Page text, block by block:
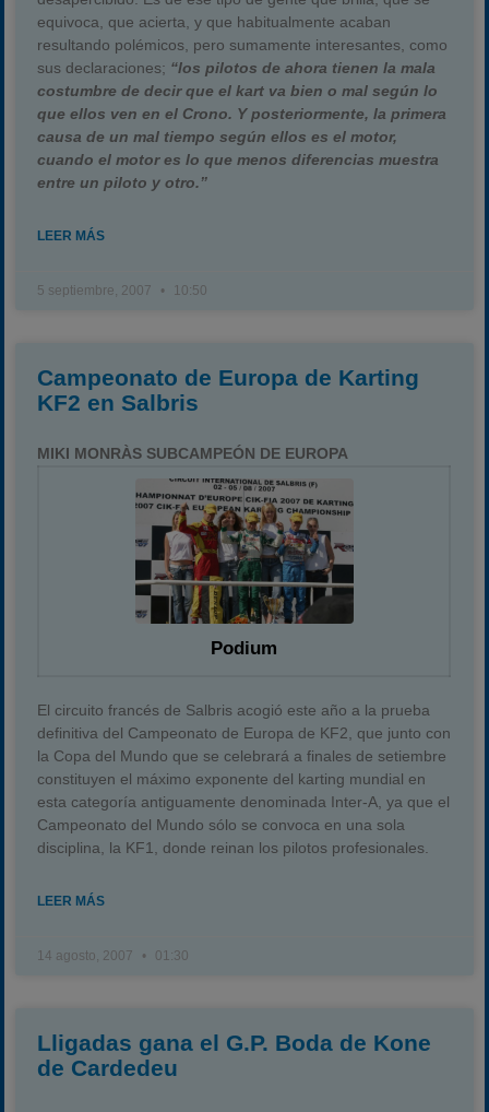
equivoca, que acierta, y que habitualmente acaban
resultando polémicos, pero sumamente interesantes, como
sus declaraciones; “los pilotos de ahora tienen la mala
costumbre de decir que el kart va bien o mal según lo
que ellos ven en el Crono. Y posteriormente, la primera
causa de un mal tiempo según ellos es el motor,
cuando el motor es lo que menos diferencias muestra
entre un piloto y otro.”
LEER MÁS
5 septiembre, 2007 10:50
Campeonato de Europa de Karting
KF2 en Salbris
MIKI MONRÀS SUBCAMPEÓN DE EUROPA
Podium
El circuito francés de Salbris acogió este año a la prueba
definitiva del Campeonato de Europa de KF2, que junto con
la Copa del Mundo que se celebrará a finales de setiembre
constituyen el máximo exponente del karting mundial en
esta categoría antiguamente denominada Inter-A, ya que el
Campeonato del Mundo sólo se convoca en una sola
disciplina, la KF1, donde reinan los pilotos profesionales.
LEER MÁS
14 agosto, 2007 01:30
Lligadas gana el G.P. Boda de Kone
de Cardedeu